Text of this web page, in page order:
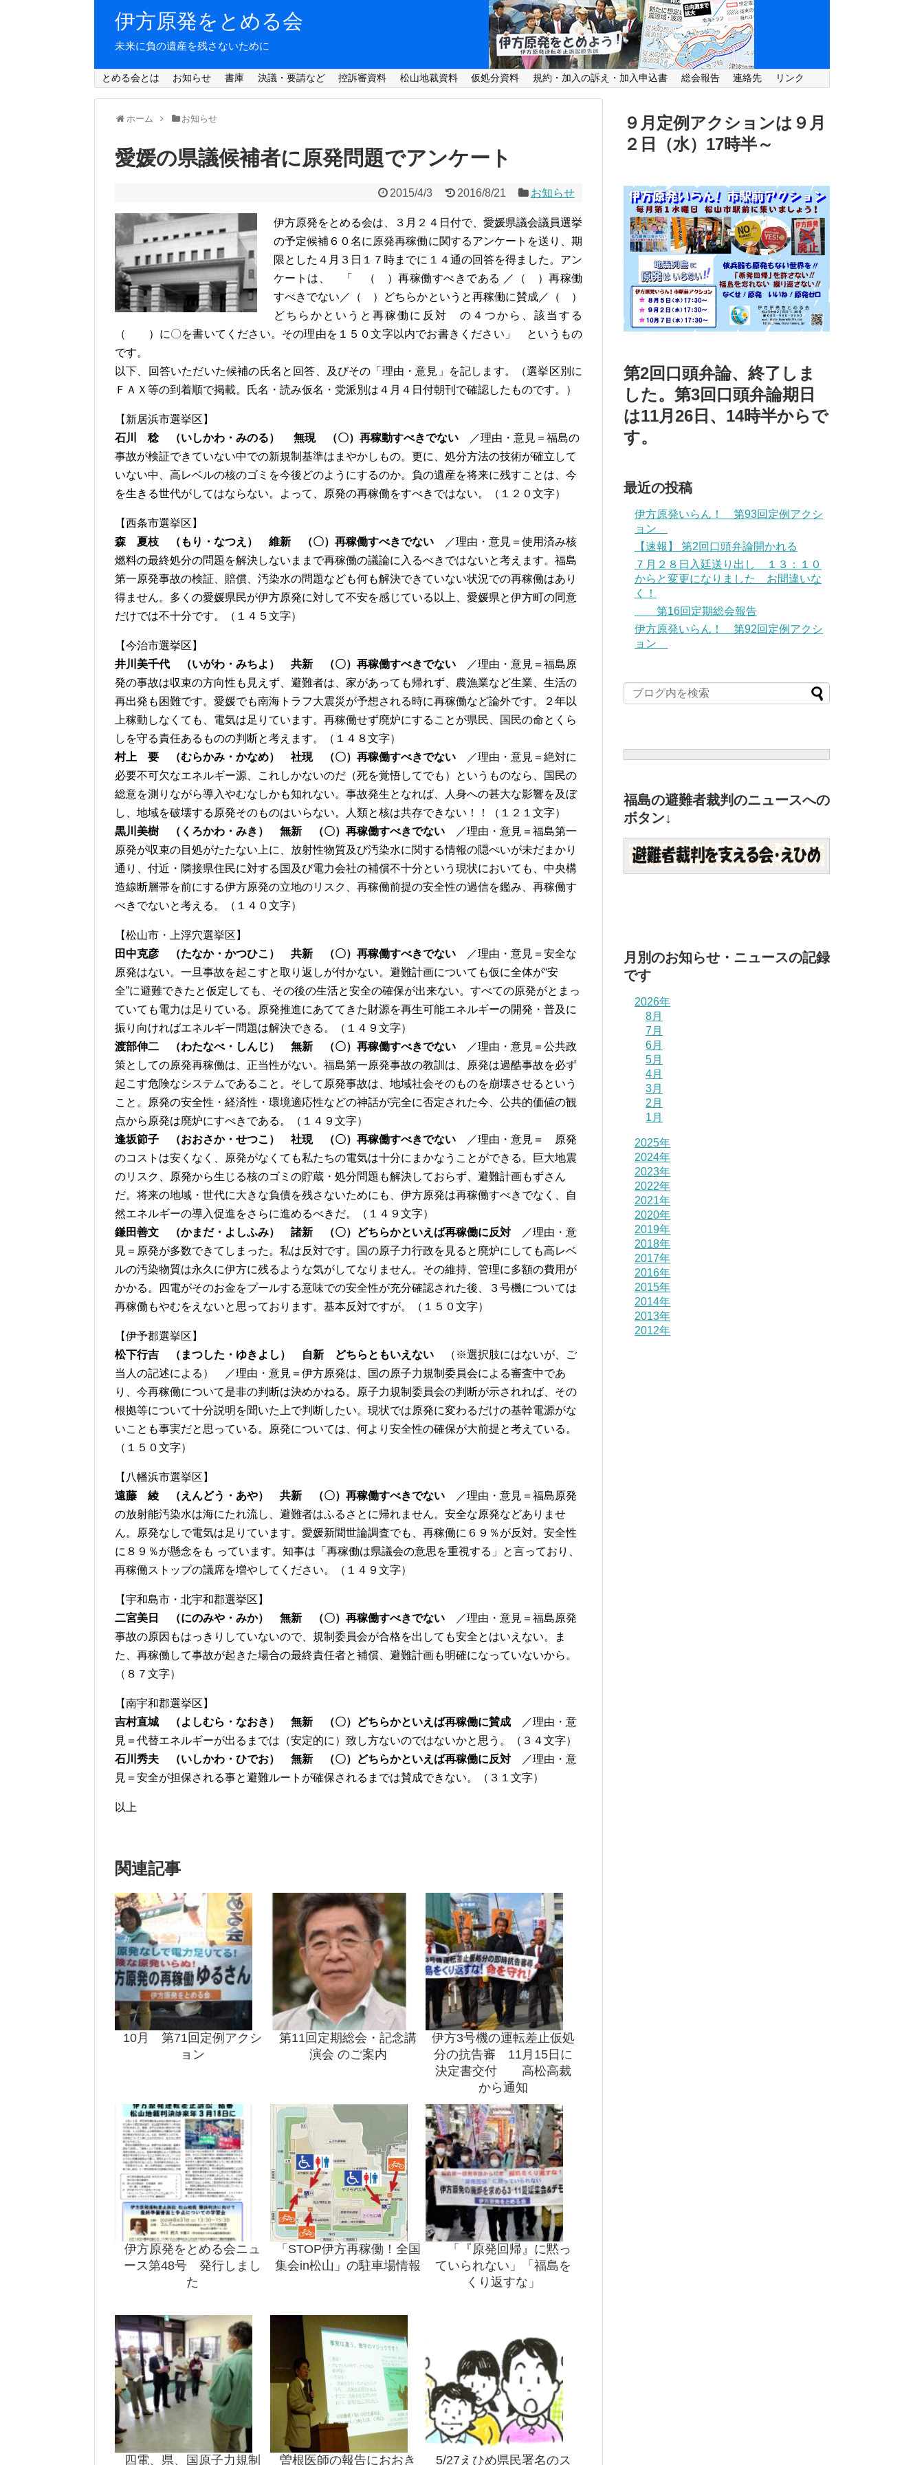
伊方原発をとめる会
未来に負の遺産を残さないために
とめる会とは お知らせ 書庫 決議・要請など 控訴審資料 松山地裁資料 仮処分資料 規約・加入の訴え・加入申込書 総会報告 連絡先 リンク
ホーム お知らせ
愛媛の県議候補者に原発問題でアンケート
2015/4/3 2016/8/21 お知らせ
伊方原発をとめる会は、３月２４日付で、愛媛県議会議員選挙
の予定候補６０名に原発再稼働に関するアンケートを送り、期
限とした４月３日１７時までに１４通の回答を得ました。アン
ケートは、 「 （ ）再稼働すべきである ／（ ）再稼働
すべきでない／（ ）どちらかというと再稼働に賛成／（ ）
どちらかというと再稼働に反対 の４つから、該当する
（ ）に〇を書いてください。その理由を１５０文字以内でお書きください」 というもの
です。
以下、回答いただいた候補の氏名と回答、及びその「理由・意見」を記します。（選挙区別に
ＦＡＸ等の到着順で掲載。氏名・読み仮名・党派別は４月４日付朝刊で確認したものです。）
【新居浜市選挙区】
石川 稔 （いしかわ・みのる） 無現 （〇）再稼動すべきでない ／理由・意見＝福島の
事故が検証できていない中での新規制基準はまやかしもの。更に、処分方法の技術が確立して
いない中、高レベルの核のゴミを今後どのようにするのか。負の遺産を将来に残すことは、今
を生きる世代がしてはならない。よって、原発の再稼働をすべきではない。（１２０文字）
【西条市選挙区】
森 夏枝 （もり・なつえ） 維新 （〇）再稼働すべきでない ／理由・意見＝使用済み核
燃料の最終処分の問題を解決しないままで再稼働の議論に入るべきではないと考えます。福島
第一原発事故の検証、賠償、汚染水の問題なども何も解決できていない状況での再稼働はあり
得ません。多くの愛媛県民が伊方原発に対して不安を感じている以上、愛媛県と伊方町の同意
だけでは不十分です。（１４５文字）
【今治市選挙区】
井川美千代 （いがわ・みちよ） 共新 （〇）再稼働すべきでない ／理由・意見＝福島原
発の事故は収束の方向性も見えず、避難者は、家があっても帰れず、農漁業など生業、生活の
再出発も困難です。愛媛でも南海トラフ大震災が予想される時に再稼働など論外です。２年以
上稼動しなくても、電気は足りています。再稼働せず廃炉にすることが県民、国民の命とくら
しを守る責任あるものの判断と考えます。（１４８文字）
村上 要 （むらかみ・かなめ） 社現 （〇）再稼働すべきでない ／理由・意見＝絶対に
必要不可欠なエネルギー源、これしかないのだ（死を覚悟してでも）というものなら、国民の
総意を測りながら導入やむなしかも知れない。事故発生となれば、人身への甚大な影響を及ぼ
し、地域を破壊する原発そのものはいらない。人類と核は共存できない！！（１２１文字）
黒川美樹 （くろかわ・みき） 無新 （〇）再稼働すべきでない ／理由・意見＝福島第一
原発が収束の目処がたたない上に、放射性物質及び汚染水に関する情報の隠ぺいが未だまかり
通り、付近・隣接県住民に対する国及び電力会社の補償不十分という現状においても、中央構
造線断層帯を前にする伊方原発の立地のリスク、再稼働前提の安全性の過信を鑑み、再稼働す
べきでないと考える。（１４０文字）
【松山市・上浮穴選挙区】
田中克彦 （たなか・かつひこ） 共新 （〇）再稼働すべきでない ／理由・意見＝安全な
原発はない。一旦事故を起こすと取り返しが付かない。避難計画についても仮に全体が“安
全”に避難できたと仮定しても、その後の生活と安全の確保が出来ない。すべての原発がとまっ
ていても電力は足りている。原発推進にあててきた財源を再生可能エネルギーの開発・普及に
振り向ければエネルギー問題は解決できる。（１４９文字）
渡部伸二 （わたなべ・しんじ） 無新 （〇）再稼働すべきでない ／理由・意見＝公共政
策としての原発再稼働は、正当性がない。福島第一原発事故の教訓は、原発は過酷事故を必ず
起こす危険なシステムであること。そして原発事故は、地域社会そのものを崩壊させるという
こと。原発の安全性・経済性・環境適応性などの神話が完全に否定された今、公共的価値の観
点から原発は廃炉にすべきである。（１４９文字）
逢坂節子 （おおさか・せつこ） 社現 （〇）再稼働すべきでない ／理由・意見＝ 原発
のコストは安くなく、原発がなくても私たちの電気は十分にまかなうことができる。巨大地震
のリスク、原発から生じる核のゴミの貯蔵・処分問題も解決しておらず、避難計画もずさん
だ。将来の地域・世代に大きな負債を残さないためにも、伊方原発は再稼働すべきでなく、自
然エネルギーの導入促進をさらに進めるべきだ。（１４９文字）
鎌田善文 （かまだ・よしふみ） 諸新 （〇）どちらかといえば再稼働に反対 ／理由・意
見＝原発が多数できてしまった。私は反対です。国の原子力行政を見ると廃炉にしても高レベ
ルの汚染物質は永久に伊方に残るような気がしてなりません。その維持、管理に多額の費用が
かかる。四電がそのお金をプールする意味での安全性が充分確認された後、３号機については
再稼働もやむをえないと思っております。基本反対ですが。（１５０文字）
【伊予郡選挙区】
松下行吉 （まつした・ゆきよし） 自新 どちらともいえない （※選択肢にはないが、ご
当人の記述による） ／理由・意見＝伊方原発は、国の原子力規制委員会による審査中であ
り、今再稼働について是非の判断は決めかねる。原子力規制委員会の判断が示されれば、その
根拠等について十分説明を聞いた上で判断したい。現状では原発に変わるだけの基幹電源がな
いことも事実だと思っている。原発については、何より安全性の確保が大前提と考えている。
（１５０文字）
【八幡浜市選挙区】
遠藤 綾 （えんどう・あや） 共新 （〇）再稼働すべきでない ／理由・意見＝福島原発
の放射能汚染水は海にたれ流し、避難者はふるさとに帰れません。安全な原発などありませ
ん。原発なしで電気は足りています。愛媛新聞世論調査でも、再稼働に６９％が反対。安全性
に８９％が懸念をも っています。知事は「再稼働は県議会の意思を重視する」と言っており、
再稼働ストップの議席を増やしてください。（１４９文字）
【宇和島市・北宇和郡選挙区】
二宮美日 （にのみや・みか） 無新 （〇）再稼働すべきでない ／理由・意見＝福島原発
事故の原因もはっきりしていないので、規制委員会が合格を出しても安全とはいえない。ま
た、再稼働して事故が起きた場合の最終責任者と補償、避難計画も明確になっていないから。
（８７文字）
【南宇和郡選挙区】
吉村直城 （よしむら・なおき） 無新 （〇）どちらかといえば再稼働に賛成 ／理由・意
見＝代替エネルギーが出るまでは（安定的に）致し方ないのではないかと思う。（３４文字）
石川秀夫 （いしかわ・ひでお） 無新 （〇）どちらかといえば再稼働に反対 ／理由・意
見＝安全が担保される事と避難ルートが確保されるまでは賛成できない。（３１文字）
以上
関連記事
10月 第71回定例アクシ
ョン
第11回定期総会・記念講
演会 のご案内
伊方3号機の運転差止仮処
分の抗告審 11月15日に
決定書交付 高松高裁
から通知
伊方原発をとめる会ニュ
ース第48号 発行しまし
た
「STOP伊方再稼働！全国
集会in松山」の駐車場情報
「『原発回帰』に黙っ
ていられない」「福島を
くり返すな」
四電、県、国原子力規制 曽根医師の報告におおき 5/27えひめ県民署名のス
９月定例アクションは９月
２日（水） 17時半～
第2回口頭弁論、終了しま
した。第3回口頭弁論期日
は11月26日、14時半からで
す。
最近の投稿
伊方原発いらん！ 第93回定例アクシ
ョン
【速報】 第2回口頭弁論開かれる
７月２８日入廷送り出し １３：１０
からと変更になりました お間違いな
く！
第16回定期総会報告
伊方原発いらん！ 第92回定例アクシ
ョン
福島の避難者裁判のニュースへの
ボタン↓
月別のお知らせ・ニュースの記録
です
2026年
8月
7月
6月
5月
4月
3月
2月
1月
2025年
2024年
2023年
2022年
2021年
2020年
2019年
2018年
2017年
2016年
2015年
2014年
2013年
2012年